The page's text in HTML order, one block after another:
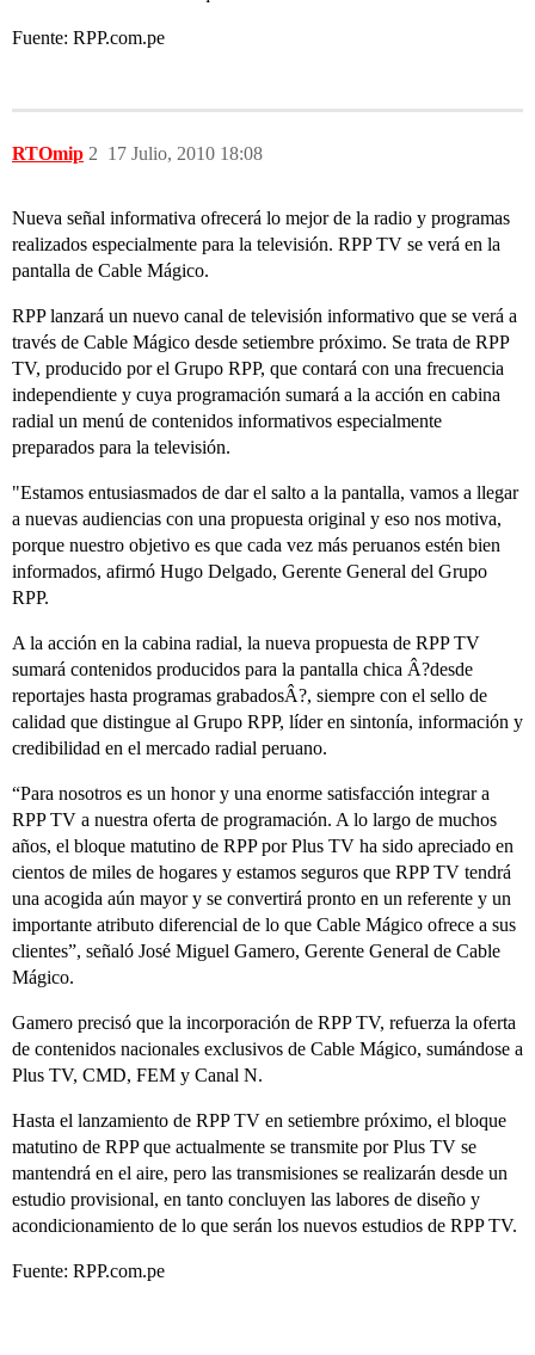
Fuente: RPP.com.pe
RTOmip 17 Julio, 2010 18:08
2
Nueva señal informativa ofrecerá lo mejor de la radio y programas
realizados especialmente para la televisión. RPP TV se verá en la
pantalla de Cable Mágico.
RPP lanzará un nuevo canal de televisión informativo que se verá a
través de Cable Mágico desde setiembre próximo. Se trata de RPP
TV, producido por el Grupo RPP, que contará con una frecuencia
independiente y cuya programación sumará a la acción en cabina
radial un menú de contenidos informativos especialmente
preparados para la televisión.
"Estamos entusiasmados de dar el salto a la pantalla, vamos a llegar
a nuevas audiencias con una propuesta original y eso nos motiva,
porque nuestro objetivo es que cada vez más peruanos estén bien
informados, afirmó Hugo Delgado, Gerente General del Grupo
RPP.
A la acción en la cabina radial, la nueva propuesta de RPP TV
sumará contenidos producidos para la pantalla chica Â?desde
reportajes hasta programas grabadosÂ?, siempre con el sello de
calidad que distingue al Grupo RPP, líder en sintonía, información y
credibilidad en el mercado radial peruano.
“Para nosotros es un honor y una enorme satisfacción integrar a
RPP TV a nuestra oferta de programación. A lo largo de muchos
años, el bloque matutino de RPP por Plus TV ha sido apreciado en
cientos de miles de hogares y estamos seguros que RPP TV tendrá
una acogida aún mayor y se convertirá pronto en un referente y un
importante atributo diferencial de lo que Cable Mágico ofrece a sus
clientes”, señaló José Miguel Gamero, Gerente General de Cable
Mágico.
Gamero precisó que la incorporación de RPP TV, refuerza la oferta
de contenidos nacionales exclusivos de Cable Mágico, sumándose a
Plus TV, CMD, FEM y Canal N.
Hasta el lanzamiento de RPP TV en setiembre próximo, el bloque
matutino de RPP que actualmente se transmite por Plus TV se
mantendrá en el aire, pero las transmisiones se realizarán desde un
estudio provisional, en tanto concluyen las labores de diseño y
acondicionamiento de lo que serán los nuevos estudios de RPP TV.
Fuente: RPP.com.pe